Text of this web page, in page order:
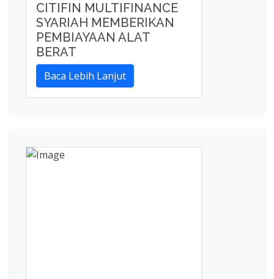
CITIFIN MULTIFINANCE
SYARIAH MEMBERIKAN
PEMBIAYAAN ALAT
BERAT
Baca Lebih Lanjut